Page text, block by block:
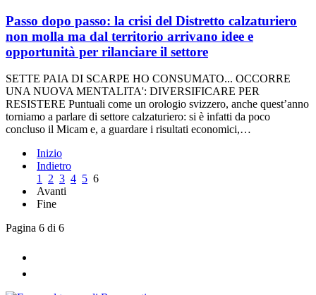
Passo dopo passo: la crisi del Distretto calzaturiero
non molla ma dal territorio arrivano idee e
opportunità per rilanciare il settore
SETTE PAIA DI SCARPE HO CONSUMATO... OCCORRE
UNA NUOVA MENTALITA': DIVERSIFICARE PER
RESISTERE Puntuali come un orologio svizzero, anche quest’anno
torniamo a parlare di settore calzaturiero: si è infatti da poco
concluso il Micam e, a guardare i risultati economici,…
Inizio
Indietro
1
2 3 4 5 6
Avanti
Fine
Pagina 6 di 6